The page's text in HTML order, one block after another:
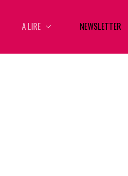
A LIRE NEWSLETTER